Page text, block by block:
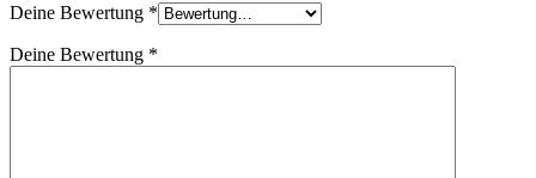
Deine Bewertung *
Deine Bewertung *